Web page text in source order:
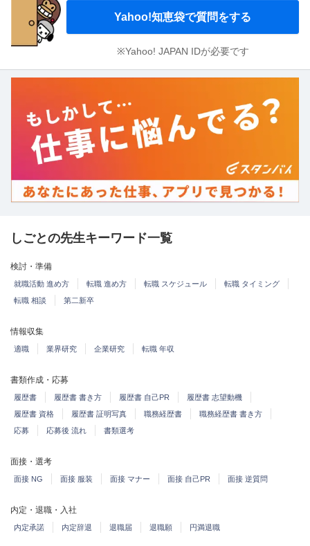
Yahoo!知恵袋で質問をする
※Yahoo! JAPAN IDが必要です
しごとの先生キーワード一覧
検討・準備
就職活動 進め方 転職 進め方 転職 スケジュール
転職 タイミング
転職 相談
第二新卒
情報収集
適職 業界研究 企業研究 転職 年収
書類作成・応募
履歴書 履歴書 書き方 履歴書 自己PR
履歴書 志望動機
履歴書 資格
履歴書 証明写真 職務経歴書
職務経歴書 書き方
応募
応募後 流れ 書類選考
面接・選考
面接 NG 面接 服装 面接 マナー 面接 自己PR 面接 逆質問
内定・退職・入社
内定承諾 内定辞退 退職届 退職願 円満退職